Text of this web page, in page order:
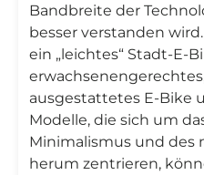
Bandbreite der
besser verstanden
ein „leichtes“ Stadt-E-
ausgestattetes E-Bike
Modelle, die sich um
Minimalismus und des
herum zentrieren,